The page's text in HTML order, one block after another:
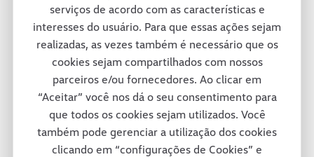
serviços de acordo com as características e
interesses do usuário. Para que essas ações sejam
realizadas, as vezes também é necessário que os
cookies sejam compartilhados com nossos
parceiros e/ou fornecedores. Ao clicar em
“Aceitar” você nos dá o seu consentimento para
que todos os cookies sejam utilizados. Você
também pode gerenciar a utilização dos cookies
clicando em “configurações de Cookies” e
suporte total a seus clientes pelas ruas e
estradas mexicanas.
Consórcio Modular
A fábrica da Volkswagen Caminhões e